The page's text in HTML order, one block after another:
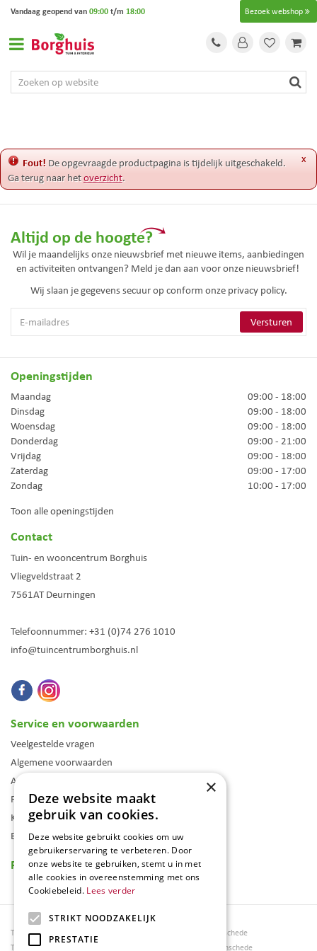
e
t
Bezoek webshop
Vandaag geopend van09:00t/m 18:00
x
Fout! De opgevraagde productpagina is tijdelijk uitgeschakeld.
Ga terug naar hetoverzicht.
Altijd op de hoogte?
Wil je maandelijks onze nieuwsbrief met nieuwe items, aanbiedingen
en activiteiten ontvangen? Meld je dan aan voor onze nieuwsbrief!
Wij slaan je gegevens secuur op conform onze privacy policy.
Openingstijden
Maandag
09:00 - 18:00
Dinsdag
09:00 - 18:00
Woensdag
09:00 - 18:00
Donderdag
09:00 - 21:00
Vrijdag
09:00 - 18:00
Zaterdag
09:00 - 17:00
Zondag
10:00 - 17:00
Toon alle openingstijden
Contact
Tuin- en wooncentrum Borghuis
Vliegveldstraat 2
7561AT Deurningen
Telefoonnummer: +31 (0)74 276 1010
info@tuincentrumborghuis.nl
Service en voorwaarden
Veelgestelde vragen
Algemene voorwaarden
Assortiment
Folder
Klantenkaart
Blog
Reviews
Tuincentrum Borghuis
Tuinmeubels
Tuinmeubels Enschede
Tuinmeubelen Enschede
×
Deze website maakt
gebruik van cookies.
Deze website gebruikt cookies om uw
gebruikerservaring te verbeteren. Door
onze website te gebruiken, stemt u in met
alle cookies in overeenstemming met ons
Cookiebeleid. Lees verder
STRIKT NOODZAKELIJK
PRESTATIE